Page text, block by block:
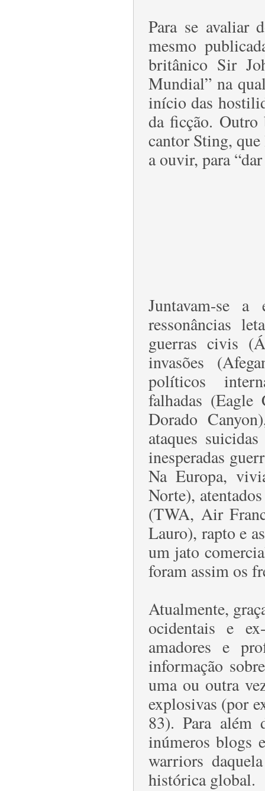
Para se avaliar
mesmo
britânico Sir
Mundial” na
início das
da ficção. Outro
cantor Sting, que
a ouvir, para
Juntavam-se
ressonâncias
guerras civis
invasões
políticos
falhadas (Eagle
Dorado
ataques
inesperadas
Na Europa,
Norte),
(TWA, Air
Lauro), rapto e
um jato
foram assim os
Atualmente,
ocidentais e
amadores e
informação
uma ou outra
explosivas (por
83). Para além
inúmeros blogs
warriors
histórica global.